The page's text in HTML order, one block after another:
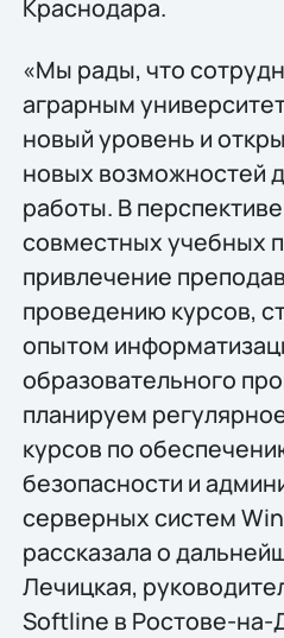
Краснодара.
«Мы рады, что
аграрным
новый уровень и
новых возможностей
работы. В
совместных учебных
привлечение
проведению курсов,
опытом
образовательного
планируем
курсов по
безопасности и
серверных систем
рассказала о
Лечицкая,
Softline в Ростове-на-